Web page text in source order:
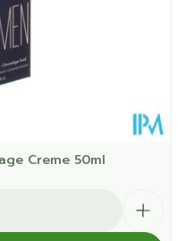
Creme 50ml